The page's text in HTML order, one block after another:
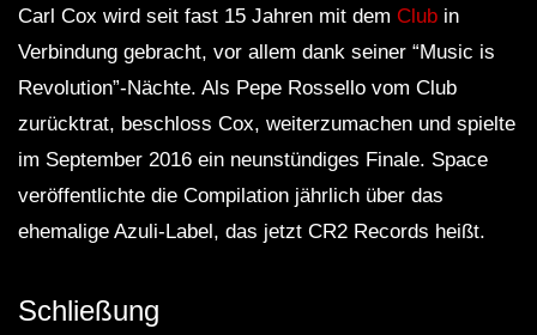
Carl Cox wird seit fast 15 Jahren mit dem Club in
Verbindung gebracht, vor allem dank seiner “Music is
Revolution”-Nächte. Als Pepe Rossello vom Club
zurücktrat, beschloss Cox, weiterzumachen und spielte
im September 2016 ein neunstündiges Finale. Space
veröffentlichte die Compilation jährlich über das
ehemalige Azuli-Label, das jetzt CR2 Records heißt.
Schließung